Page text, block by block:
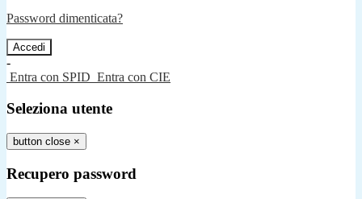
Password dimenticata?
-
Entra con SPID Entra con CIE
Seleziona utente
button close ×
Recupero password